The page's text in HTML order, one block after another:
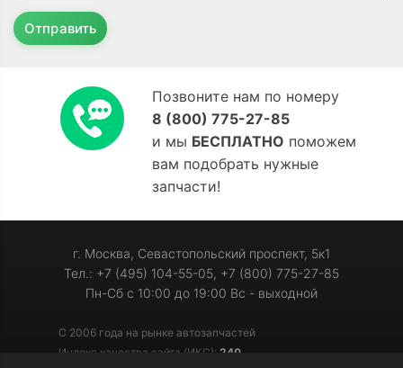
Отправить
Позвоните нам по номеру
8 (800) 775-27-85
и мы БЕСПЛАТНО поможем
вам подобрать нужные
запчасти!
г. Москва, Севастопольский проспект, 5к1
Тел.: +7 (495) 104-55-05, +7 (800) 775-27-85
Пн-Сб с 10:00 до 19:00 Вс - выходной
С 2006 года на рынке автозапчастей
Индекс качества сайта (ИКС): 240